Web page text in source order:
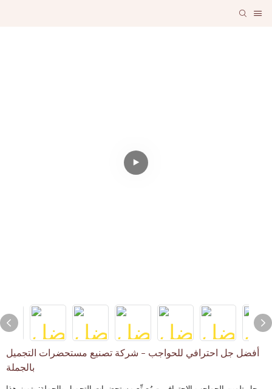
أفضل جل احترافي للحواجب - شركة تصنيع مستحضرات التجميل
بالجملة